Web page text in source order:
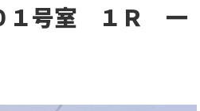
１号室 １Ｒ 一